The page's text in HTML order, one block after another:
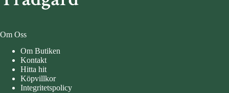
Om Oss
Om Butiken
Kontakt
Hitta hit
Köpvillkor
Integritetspolicy